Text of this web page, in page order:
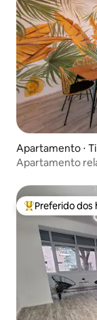
Apartamento ⋅
Apartamento
Entre os
Preferido dos